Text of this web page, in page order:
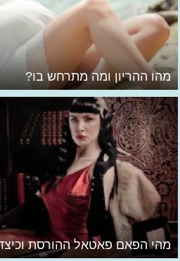
מהו ההריון ומה מתרחש בו?
מהי הפאם פאטאל ההורסת